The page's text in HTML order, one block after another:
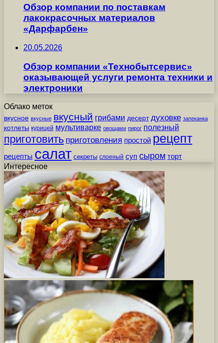
Обзор компании по поставкам
лакокрасочных материалов
«Дарфарбен»
20.05.2026
Обзор компании «Технобытсервис»
оказывающей услуги ремонта техники и
электроники
Облако меток
вкусное вкусные вкусный грибами десерт духовке запеканка
котлеты курицей мультиварке овощами пирог полезный
приготовить приготовления простой рецепт
рецепты салат секреты слоеный суп сыром торт
Интересное